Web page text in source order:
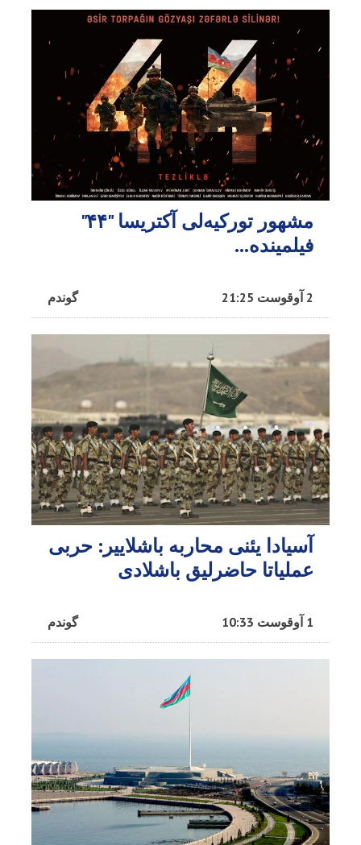
مشهور تورکیه‌لی آکتریسا "۴۴"
فیلمینده...
گوندم 2 آوقوست 21:25
آسیادا یئنی محاربه باشلاییر: حربی
عملیاتا حاضرلیق باشلادی
گوندم 1 آوقوست 10:33